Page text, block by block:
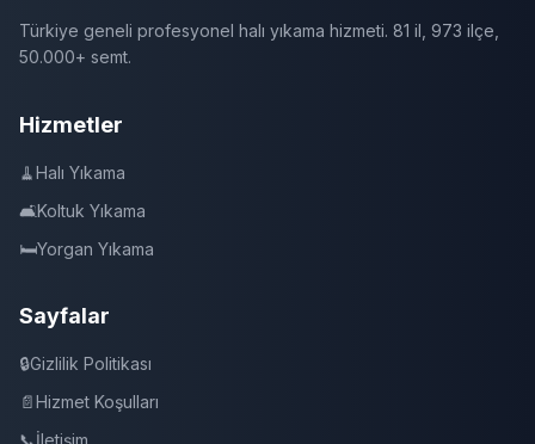
Türkiye geneli profesyonel halı yıkama hizmeti. 81 il, 973 ilçe,
50.000+ semt.
Hizmetler
🧹Halı Yıkama
🛋️Koltuk Yıkama
🛏️Yorgan Yıkama
Sayfalar
🔒Gizlilik Politikası
📄Hizmet Koşulları
📞İletişim